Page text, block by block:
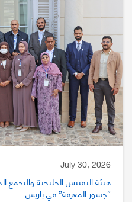
July 30, 2026
هيئة التقييس الخليجية والتجمع
“جسور المعرفة” في باريس